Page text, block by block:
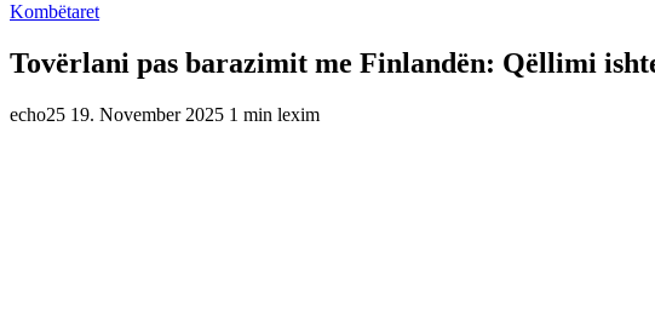
Kombëtaret
Tovërlani pas barazimit me Finlandën: Qëllimi
echo25 19. November 2025 1 min lexim